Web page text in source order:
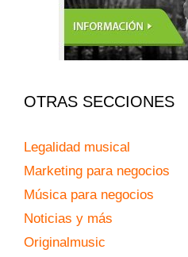
OTRAS SECCIONES
Legalidad musical
Marketing para negocios
Música para negocios
Noticias y más
Originalmusic